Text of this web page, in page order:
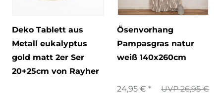
Deko Tablett aus
Metall eukalyptus
gold matt 2er Ser
20+25cm von Rayher
Ösenvorhang
Pampasgras natur
weiß 140x260cm
UVP 26,95 €
24,95 € *